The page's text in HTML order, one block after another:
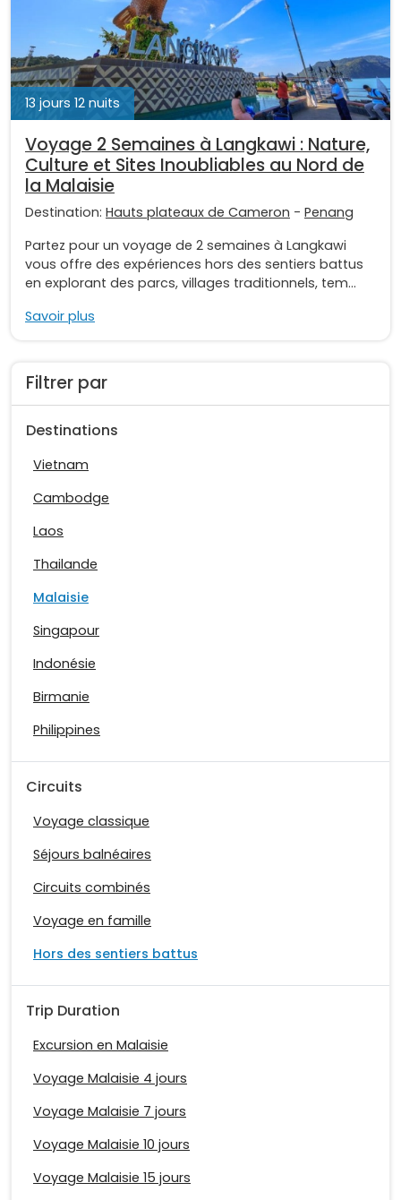
Filtrer par
Destinations
Vietnam
Cambodge
Laos
Thailande
Malaisie
Singapour
Indonésie
Birmanie
Philippines
Circuits
Voyage classique
Séjours balnéaires
Circuits combinés
Voyage en famille
Hors des sentiers battus
Trip Duration
Excursion en Malaisie
Voyage Malaisie 4 jours
Voyage Malaisie 7 jours
Voyage Malaisie 10 jours
Voyage Malaisie 15 jours
13 jours 12 nuits
Voyage 2 Semaines à Langkawi : Nature,
Culture et Sites Inoubliables au Nord de
la Malaisie
Destination: Hauts plateaux de Cameron - Penang
Partez pour un voyage de 2 semaines à Langkawi
vous offre des expériences hors des sentiers battus
en explorant des parcs, villages traditionnels, tem...
Savoir plus